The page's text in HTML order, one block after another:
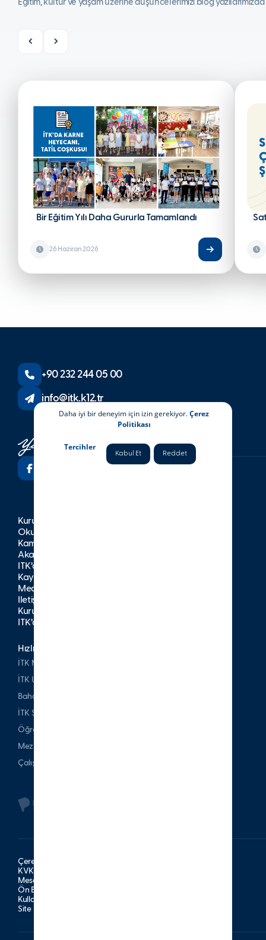
Eğitim, kültür ve yaşam üzerine düşüncelerimizi blog
Bir Eğitim Yılı Daha Gururla Tamamlandı
26 Haziran 2026
+90 232 244 05 00
info@itk.k12.tr
Kurumsal
Okullar
Kampüsler
Akademik
İTK’da Yaşam
Kayıt
Medya
İletişim
Kurumsal Yayınlar
İTK’da Kariyer
Hızlı Erişim
İTK Mezunları Derneği
İTK Uşakizade Köşkü
Bahattin Tatış Websitesi
İTK Spor Kulubü
Öğrenci & Veli
Mezun
Çalışan
Çerez Politikası
KVKK Aydınlatma Metni
Mesafeli Satış Sözleşmesi
Ön Bilgilendirme Formu
Kullanım Şartları
Site Haritası
Daha iyi bir deneyim için izin gerekiyor.Çerez
Politikası
Tercihler
Kabul Et Reddet